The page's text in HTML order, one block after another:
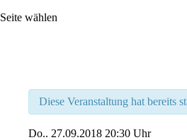
Seite wählen
Diese Veranstaltung hat bereits
Do.. 27.09.2018 20:30 Uhr